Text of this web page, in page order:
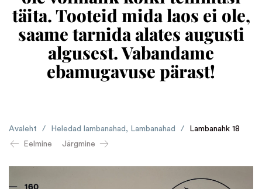
täita. Tooteid mida laos ei ole,
saame tarnida alates augusti
algusest. Vabandame
ebamugavuse pärast!
Avaleht / Heledad lambanahad , Lambanahad /
Lambanahk 18
Eelmine
Järgmine